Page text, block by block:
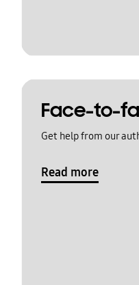
Face-to-
Get help from our
Read more